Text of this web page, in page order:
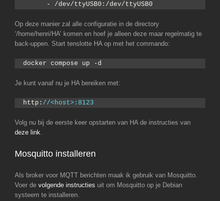
      - /dev/ttyUSB0:/dev/ttyUSB0
Op deze manier zal alle configuratie in de directory
‘/home/henri/HA’ komen en hoef je alleen deze maar regelmatig te
back-uppen. Start tenslotte HA op met het commando:
docker compose up -d
Je kunt vanaf nu je HA bereiken met:
http: //<host>:8123
Volg nu bij de eerste keer opstarten van HA de instructies van
deze link.
Mosquitto installeren
Als broker voor MQTT berichten maak ik gebruik van Mosquitto.
Voer de volgende instructies uit om Mosquitto op je Debian
systeem te installeren.